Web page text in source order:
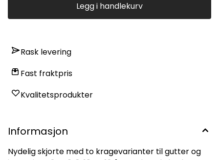
Legg i handlekurv
Rask levering
Fast fraktpris
Kvalitetsprodukter
Informasjon
Nydelig skjorte med to kragevarianter til gutter og